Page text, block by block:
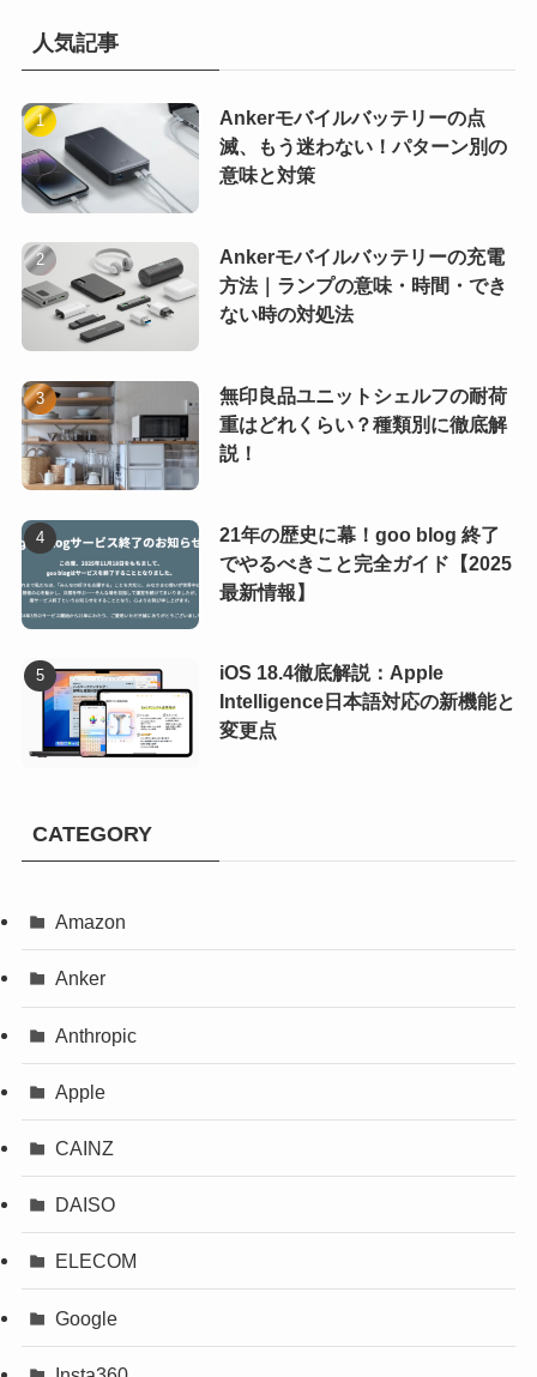
人気記事
Ankerモバイルバッテリーの点
滅、もう迷わない！パターン別の
意味と対策
Ankerモバイルバッテリーの充電
方法｜ランプの意味・時間・でき
ない時の対処法
無印良品ユニットシェルフの耐荷
重はどれくらい？種類別に徹底解
説！
21年の歴史に幕！goo blog 終了
でやるべきこと完全ガイド【2025
最新情報】
iOS 18.4徹底解説：Apple
Intelligence日本語対応の新機能と
変更点
CATEGORY
Amazon
Anker
Anthropic
Apple
CAINZ
DAISO
ELECOM
Google